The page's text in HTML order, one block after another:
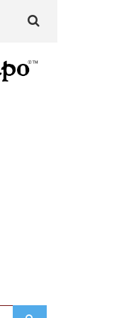
for: